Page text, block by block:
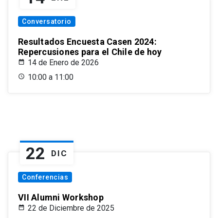
Conversatorio
Resultados Encuesta Casen 2024:
Repercusiones para el Chile de hoy
14 de Enero de 2026
10:00 a 11:00
22 DIC
Conferencias
VII Alumni Workshop
22 de Diciembre de 2025